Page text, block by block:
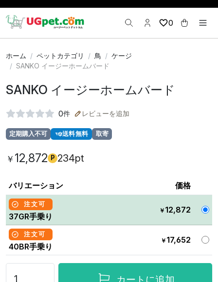
0
ホーム ペットカテゴリ 鳥
ケージ
SANKO イージーホームバード
SANKO イージーホームバード
0件 レビューを追加
定期購入不可 送料無料 取寄
￥ 12,872 P 234pt
バリエーション 価格
注文可
37GR手乗り
￥ 12,872
注文可
40BR手乗り
￥ 17,652
カートに追加